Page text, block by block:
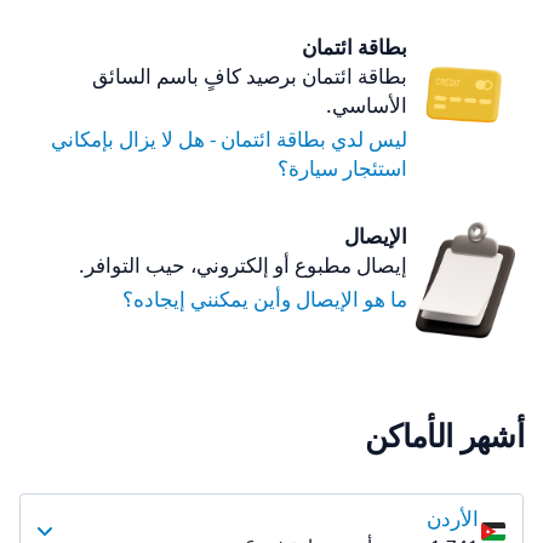
بطاقة ائتمان
بطاقة ائتمان برصيد كافٍ باسم السائق
الأساسي.
ليس لدي بطاقة ائتمان - هل لا يزال بإمكاني
استئجار سيارة؟
الإيصال
إيصال مطبوع أو إلكتروني، حيب التوافر.
ما هو الإيصال وأين يمكنني إيجاده؟
أشهر الأماكن
الأردن